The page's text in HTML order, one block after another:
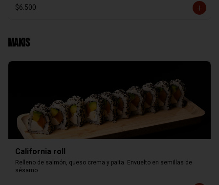
$6.500
Makis
California roll
Relleno de salmón, queso crema y palta. Envuelto en semillas de
sésamo.